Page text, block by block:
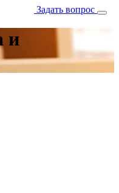
Задать вопрос
и